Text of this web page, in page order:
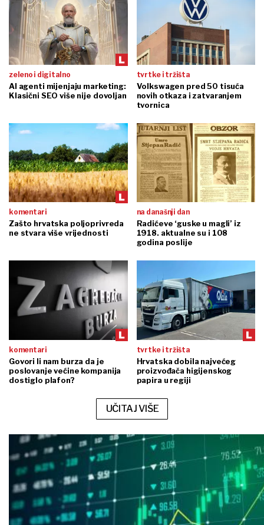
zeleno i digitalno
AI agenti mijenjaju marketing:
Klasični SEO više nije dovoljan
tvrtke i tržišta
Volkswagen pred 50 tisuća
novih otkaza i zatvaranjem
tvornica
komentari
Zašto hrvatska poljoprivreda
ne stvara više vrijednosti
na današnji dan
Radićeve ‘guske u magli’ iz
1918. aktualne su i 108
godina poslije
komentari
Govori li nam burza da je
poslovanje većine kompanija
dostiglo plafon?
tvrtke i tržišta
Hrvatska dobila najvećeg
proizvođača higijenskog
papira u regiji
UČITAJ VIŠE